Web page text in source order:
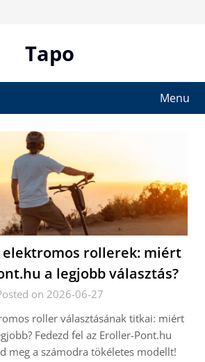
Tapo
Menu
elektromos rollerek: miért
a legjobb választás?
on 2026-06-27
roller választásának titkai: miért
Fedezd fel az Eroller-Pont.hu
meg a számodra tökéletes modellt!